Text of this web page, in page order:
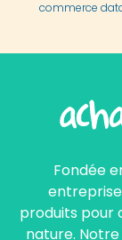
commerce
Fondée
produits pour
nature.